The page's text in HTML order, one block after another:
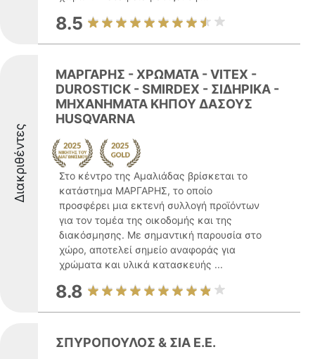
8.5
Διακριθέντες
ΜΑΡΓΑΡΗΣ - ΧΡΩΜΑΤΑ - VITEX -
DUROSTICK - SMIRDEX - ΣΙΔΗΡΙΚΑ -
ΜΗΧΑΝΗΜΑΤΑ ΚΗΠΟΥ ΔΑΣΟΥΣ
HUSQVARNA
Στο κέντρο της Αμαλιάδας βρίσκεται το
κατάστημα ΜΑΡΓΑΡΗΣ, το οποίο
προσφέρει μια εκτενή συλλογή προϊόντων
για τον τομέα της οικοδομής και της
διακόσμησης. Με σημαντική παρουσία στο
χώρο, αποτελεί σημείο αναφοράς για
χρώματα και υλικά κατασκευής ...
8.8
ΣΠΥΡΟΠΟΥΛΟΣ & ΣΙΑ Ε.Ε.